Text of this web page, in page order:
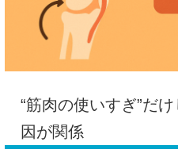
“筋肉の使いすぎ”だ
因が関係